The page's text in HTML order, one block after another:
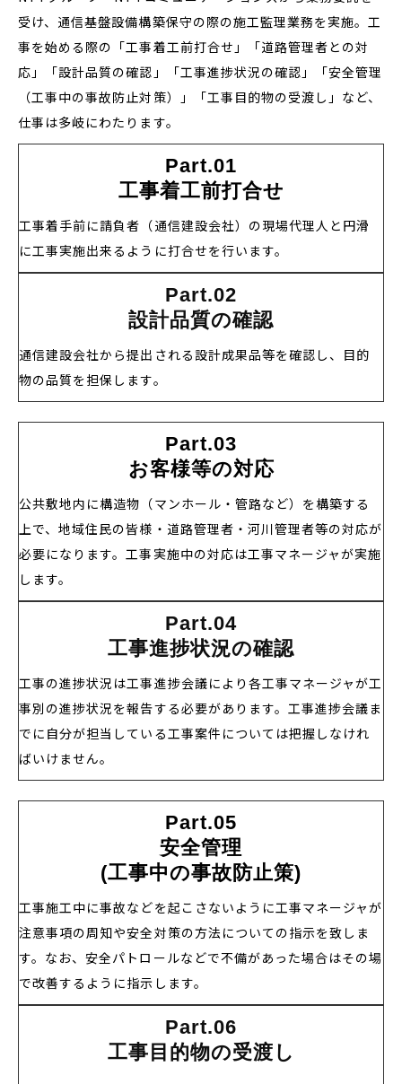
受け、通信基盤設備構築保守の際の施工監理業務を実施。工
事を始める際の「工事着工前打合せ」「道路管理者との対
応」「設計品質の確認」「工事進捗状況の確認」「安全管理
（工事中の事故防止対策）」「工事目的物の受渡し」など、
仕事は多岐にわたります。
Part.01
工事着工前打合せ
工事着手前に請負者（通信建設会社）の現場代理人と円滑
に工事実施出来るように打合せを行います。
Part.02
設計品質の確認
通信建設会社から提出される設計成果品等を確認し、目的
物の品質を担保します。
Part.03
お客様等の対応
公共敷地内に構造物（マンホール・管路など）を構築する
上で、地域住民の皆様・道路管理者・河川管理者等の対応が
必要になります。工事実施中の対応は工事マネージャが実施
します。
Part.04
工事進捗状況の確認
工事の進捗状況は工事進捗会議により各工事マネージャが工
事別の進捗状況を報告する必要があります。工事進捗会議ま
でに自分が担当している工事案件については把握しなけれ
ばいけません。
Part.05
安全管理
(工事中の事故防止策)
工事施工中に事故などを起こさないように工事マネージャが
注意事項の周知や安全対策の方法についての指示を致しま
す。なお、安全パトロールなどで不備があった場合はその場
で改善するように指示します。
Part.06
工事目的物の受渡し